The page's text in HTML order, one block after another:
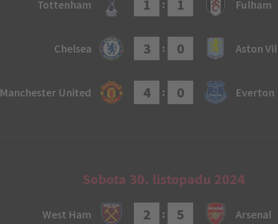
Tottenham 1 : 1 Fulham
Chelsea 3 : 0 Aston
Manchester United 4 : 0 Everton
Sobota 30. listopadu 2024
West Ham 2 : 5 Arsenal